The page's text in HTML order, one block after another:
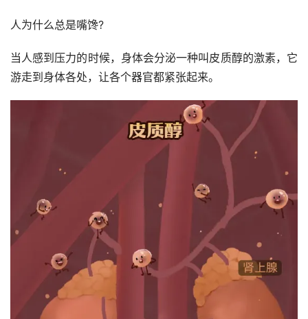
人为什么总是嘴馋?
当人感到压力的时候，身体会分泌一种叫皮质醇的激素，它
游走到身体各处，让各个器官都紧张起来。